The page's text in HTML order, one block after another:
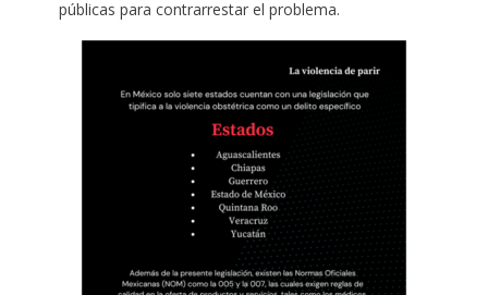
públicas para contrarrestar el problema.